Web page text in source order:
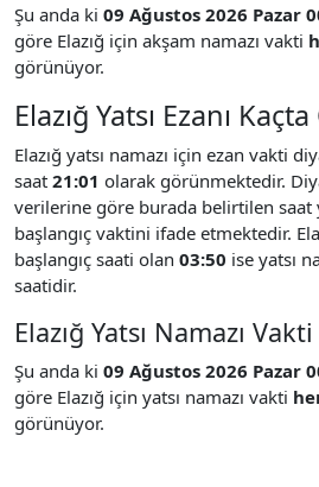
Şu anda ki 09 Ağustos 2026 Pazar
göre Elazığ için akşam namazı vakti
görünüyor.
Elazığ Yatsı Ezanı
Elazığ yatsı namazı için ezan vakti
saat 21:01 olarak görünmektedir.
verilerine göre burada belirtilen saat
başlangıç vaktini ifade etmektedir.
başlangıç saati olan 03:50 ise yatsı
saatidir.
Elazığ Yatsı Namazı Vakti
Şu anda ki 09 Ağustos 2026 Pazar
göre Elazığ için yatsı namazı vakti
görünüyor.